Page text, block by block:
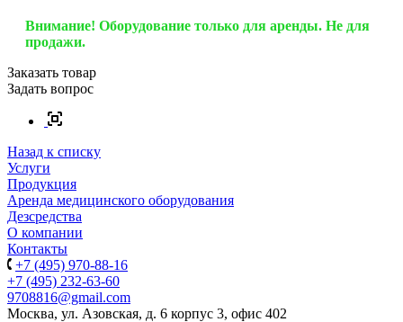
Внимание! Оборудование только для аренды. Не для
продажи.
Заказать товар
Задать вопрос
Назад к списку
Услуги
Продукция
Аренда медицинского оборудования
Дезсредства
О компании
Контакты
+7 (495) 970-88-16
+7 (495) 232-63-60
9708816@gmail.com
Москва, ул. Азовская, д. 6 корпус 3, офис 402